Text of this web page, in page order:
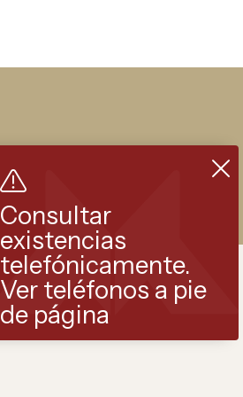
Consultar
existencias
telefónicamente.
Ver teléfonos a pie
de página